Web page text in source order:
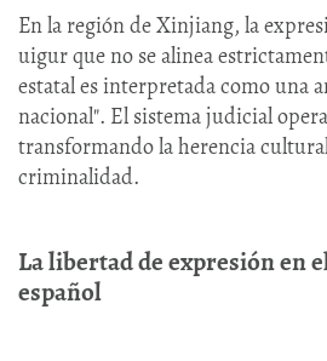
En la región de Xinjiang, la
uigur que no se alinea
estatal es interpretada como una
nacional". El sistema judicial
transformando la herencia
criminalidad.
La libertad de expresión en
español